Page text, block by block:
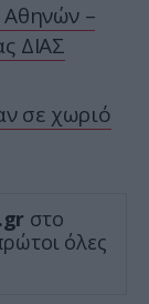
–
ΔΙΑΣ
σε χωριό
στο
όλες